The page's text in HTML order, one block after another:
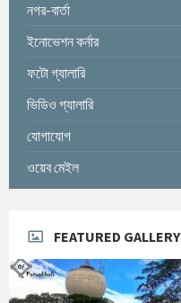
নগর-বার্তা
ইনোভেশন কর্নার
ফটো গ্যালারি
ভিডিও গ্যালারি
যোগাযোগ
ওয়েব মেইল
FEATURED GALLERY